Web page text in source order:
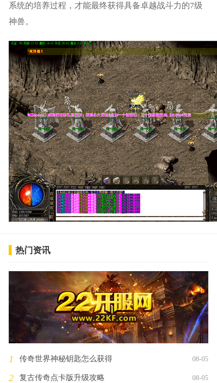
系统的培养过程，才能最终获得具备卓越战斗力的7级
神兽。
热门资讯
1 传奇世界神秘钥匙怎么获得 08-05
2 复古传奇点卡版升级攻略 08-05